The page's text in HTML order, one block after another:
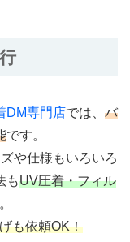
DM専門店では、 バ
です。
や仕様もいろいろ
もUV圧着・フィル
も依頼OK！